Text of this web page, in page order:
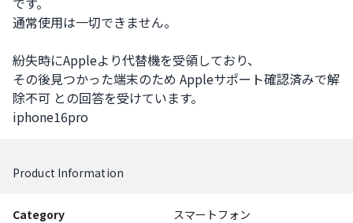
通常使用は一切できません。
紛失時にAppleより代替機を受領しており、
その後見つかった端末のため Appleサポート確認済みで解
除不可 との回答を受けています。
iphone16pro
Product Information
Category スマートフォン